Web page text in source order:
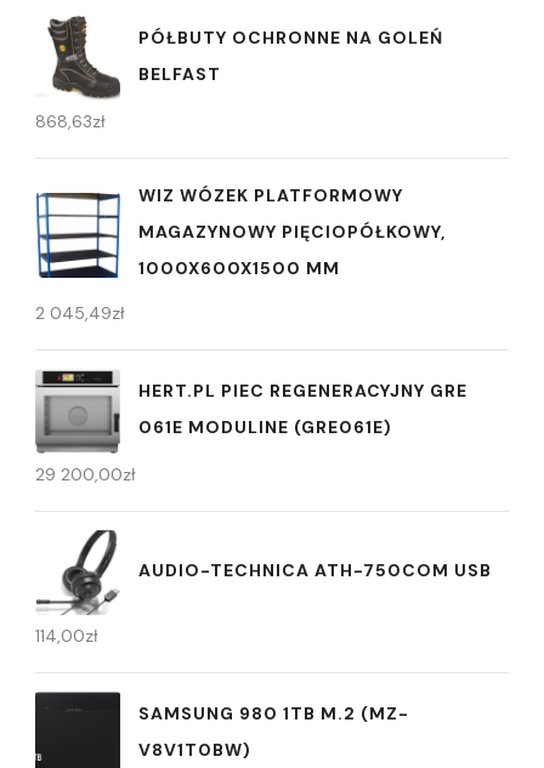
PÓŁBUTY OCHRONNE NA GOLEŃ
BELFAST
868,63zł
WIZ WÓZEK PLATFORMOWY
MAGAZYNOWY PIĘCIOPÓŁKOWY,
1000X600X1500 MM
2 045,49zł
HERT.PL PIEC REGENERACYJNY GRE
061E MODULINE (GRE061E)
29 200,00zł
AUDIO-TECHNICA ATH-750COM USB
114,00zł
SAMSUNG 980 1TB M.2 (MZ-
V8V1T0BW)